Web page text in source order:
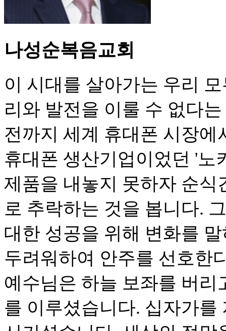
나성순복음교회
이 시대를 살아가는 우리
리와 발전을 이룰 수 없다
전까지 세계 휴대폰 시장에
휴대폰 생산기업이었던 '노
제품을 내놓지 못하자 순
로 추락하는 것을 봅니다.
대한 성공을 위해 변화를
두려워하여 안주를 선호한
예수님은 하늘 보좌를 버
를 이루셨습니다. 십자가